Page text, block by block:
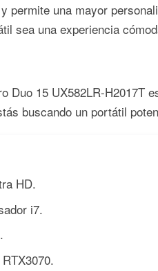
permite una mayor
sea una experiencia
Duo 15 UX582LR-H2017T
buscando un portátil
HD.
i7.